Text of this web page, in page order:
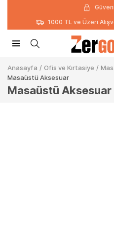
1000 TL ve Üzeri
Anasayfa / Ofis ve Kırtasiye /
Masaüstü Aksesuar
Masaüstü Aksesuar